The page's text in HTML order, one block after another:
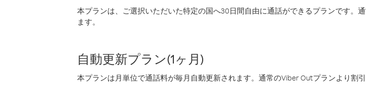
本プランは、ご選択いただいた特定の国へ30日間自由に通話ができるプランです。
ます。
自動更新プラン(1ヶ月)
本プランは月単位で通話料が毎月自動更新されます。通常のViber Outプランより割